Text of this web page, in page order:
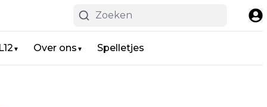
▼ Over ons ▼ Spelletjes